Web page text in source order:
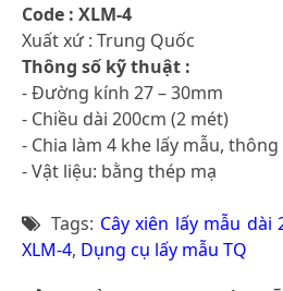
Code : XLM-4
Xuất xứ : Trung Quốc
Thông số kỹ thuật :
- Đường kính 27 – 30mm
- Chiều dài 200cm (2 mét)
- Chia làm 4 khe lấy mẫu,
- Vật liệu: bằng thép mạ
Tags: Cây xiên lấy mẫu dài
XLM-4, Dụng cụ lấy mẫu TQ